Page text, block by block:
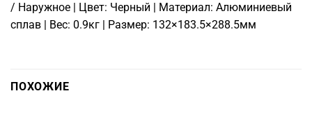
/ Наружное | Цвет: Черный | Материал: Алюминиевый
сплав | Вес: 0.9кг | Размер: 132×183.5×288.5мм
ПОХОЖИЕ